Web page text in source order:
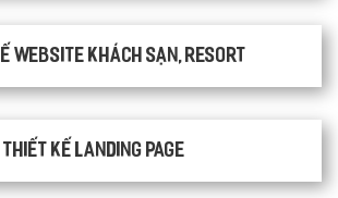
website khách sạn, resort
Thiết kế Landing Page